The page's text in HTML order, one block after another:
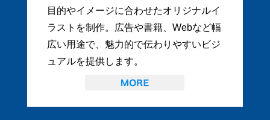
目的やイメージに合わせたオリジナルイ
ラストを制作。広告や書籍、Webなど幅
広い用途で、魅力的で伝わりやすいビジ
ュアルを提供します。